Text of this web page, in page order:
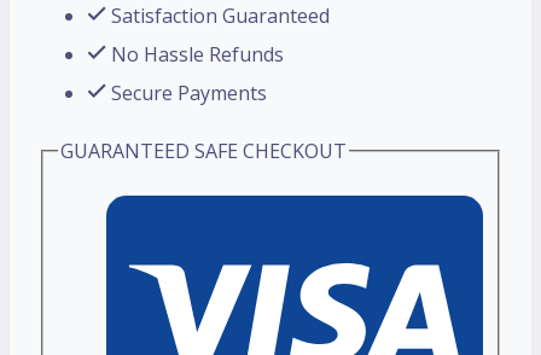
Satisfaction Guaranteed
No Hassle Refunds
Secure Payments
GUARANTEED SAFE CHECKOUT